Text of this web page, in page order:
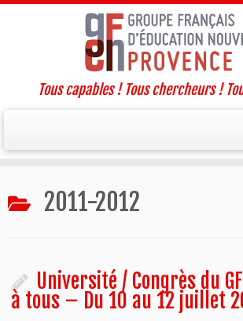
au
Tous capables ! Tous chercheurs !
2011-2012
Université / Congrès du
à tous – Du 10 au 12 juillet